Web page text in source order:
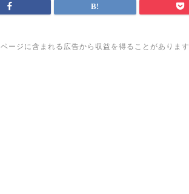
ページに含まれる広告から収益を得ることがあります